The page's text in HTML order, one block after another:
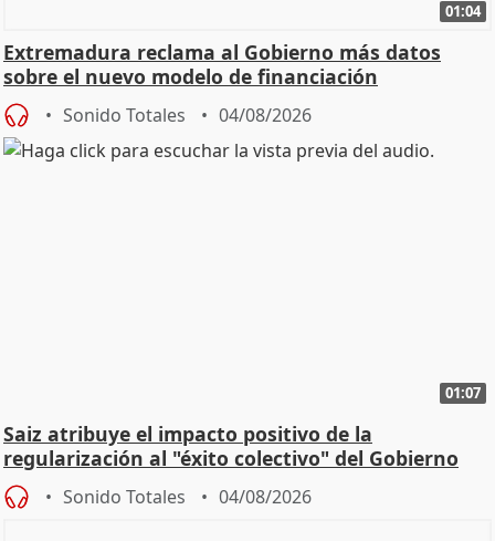
01:04
Extremadura reclama al Gobierno más datos
sobre el nuevo modelo de financiación
Sonido Totales 04/08/2026
01:07
Saiz atribuye el impacto positivo de la
regularización al "éxito colectivo" del Gobierno
Sonido Totales 04/08/2026